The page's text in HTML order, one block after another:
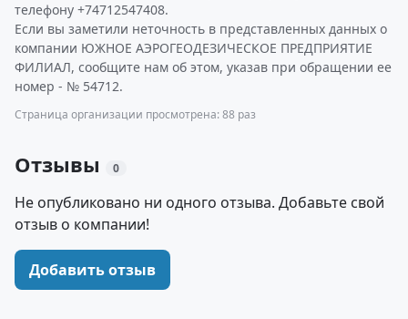
телефону +74712547408.
Если вы заметили неточность в представленных данных о
компании ЮЖНОЕ АЭРОГЕОДЕЗИЧЕСКОЕ ПРЕДПРИЯТИЕ
ФИЛИАЛ, сообщите нам об этом, указав при обращении ее
номер - № 54712.
Страница организации просмотрена: 88 раз
Отзывы 0
Не опубликовано ни одного отзыва. Добавьте свой
отзыв о компании!
Добавить отзыв